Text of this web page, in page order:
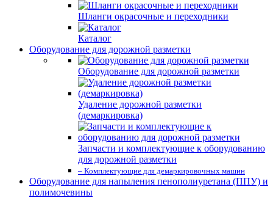
Шланги окрасочные и переходники
Каталог
Оборудование для дорожной разметки
Оборудование для дорожной разметки
Удаление дорожной разметки
(демаркировка)
Запчасти и комплектующие к оборудованию
для дорожной разметки
– Комплектующие для демаркировочных машин
Оборудование для напыления пенополиуретана (ППУ) и
полимочевины